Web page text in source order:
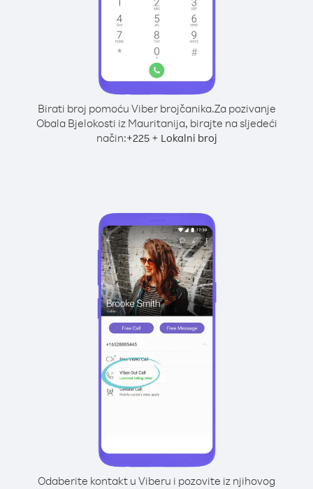
Birati broj pomoću Viber brojčanika.Za pozivanje
Obala Bjelokosti iz Mauritanija, birajte na sljedeći
način:+225+ Lokalni broj
Odaberite kontakt u Viberu i pozovite iz njihovog